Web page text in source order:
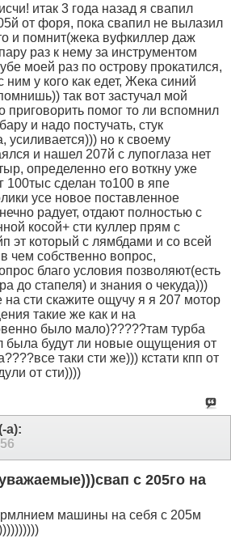
итак 3 года назад я свапил
от форя, пока свапил не вылазил
и помнит(жека вуфкиллер даж
раз к нему за инструментом
моей раз по острову прокатился,
ним у кого как едет, Жека синий
так вот застучал мой
приговорить помог то ли вспомнил
и надо постучать, стук
усиливается))) но к своему
и нашел 207й с лупоглаза нет
определенно его воткну уже
100тыс сделан то100 в япе
усе новое поставленное
радует, отдают полностью с
косой+ сти куллер прям с
эт который с лямбдами и со всей
чем собственно вопрос,
благо условия позволяют(есть
до стапеля) и знания о чекуда)))
сти скажите ощучу я я 207 мотор
такие же как и на
было мало)?????там турба
была будут ли новые ощущения от
таки сти же))) кстати кпп от
от сти))))
а):
с 205го на
машины на себя с 205м